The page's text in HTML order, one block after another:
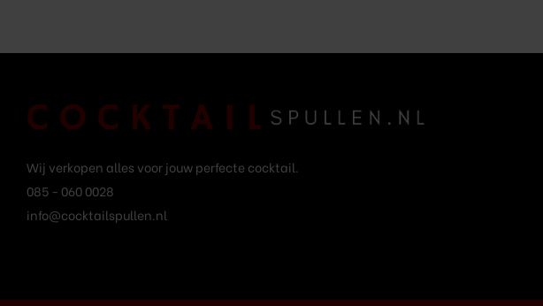
Wij verkopen alles voor jouw perfecte cocktail.
085 - 060 0028
info@cocktailspullen.nl